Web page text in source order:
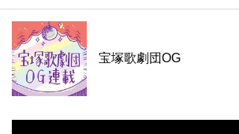
宝塚歌劇団OG